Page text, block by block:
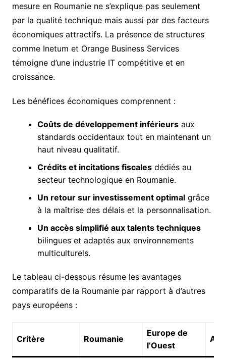
mesure en Roumanie ne s’explique pas seulement
par la qualité technique mais aussi par des facteurs
économiques attractifs. La présence de structures
comme Inetum et Orange Business Services
témoigne d’une industrie IT compétitive et en
croissance.
Les bénéfices économiques comprennent :
Coûts de développement inférieursaux
standards occidentaux tout en maintenant un
haut niveau qualitatif.
Crédits et incitations fiscalesdédiés au
secteur technologique en Roumanie.
Un retour sur investissement optimalgrâce
à la maîtrise des délais et la personnalisation.
Un accès simplifié aux talents techniques
bilingues et adaptés aux environnements
multiculturels.
Le tableau ci-dessous résume les avantages
comparatifs de la Roumanie par rapport à d’autres
pays européens :
Critère Roumanie
Europe de
l’Ouest